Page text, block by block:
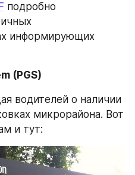
подробно
информирующих
(PGS)
водителей о наличии
микрорайона. Вот
и тут: